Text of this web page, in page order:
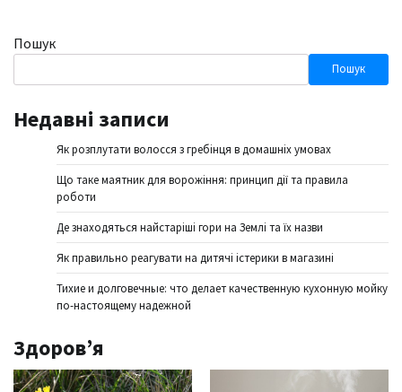
Пошук
Пошук
Недавні записи
Як розплутати волосся з гребінця в домашніх умовах
Що таке маятник для ворожіння: принцип дії та правила
роботи
Де знаходяться найстаріші гори на Землі та їх назви
Як правильно реагувати на дитячі істерики в магазині
Тихие и долговечные: что делает качественную кухонную мойку
по-настоящему надежной
Здоров’я